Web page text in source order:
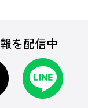
を配信中